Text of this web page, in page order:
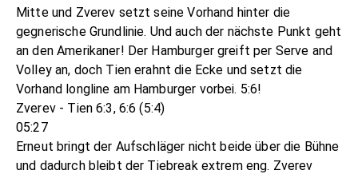
Mitte und Zverev setzt seine Vorhand hinter die
gegnerische Grundlinie. Und auch der nächste Punkt geht
an den Amerikaner! Der Hamburger greift per Serve and
Volley an, doch Tien erahnt die Ecke und setzt die
Vorhand longline am Hamburger vorbei. 5:6!
Zverev - Tien 6:3, 6:6 (5:4)
05:27
Erneut bringt der Aufschläger nicht beide über die Bühne
und dadurch bleibt der Tiebreak extrem eng. Zverev